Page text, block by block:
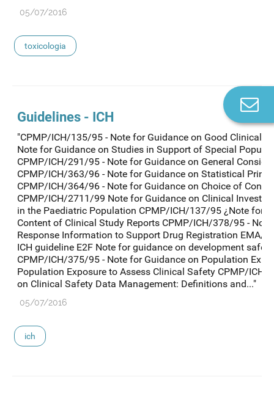
05/07/2016
toxicologia
Guidelines - ICH
"CPMP/ICH/135/95 - Note for Guidance on Good Clinical
Note for Guidance on Studies in Support of Special
CPMP/ICH/291/95 - Note for Guidance on General
CPMP/ICH/363/96 - Note for Guidance on Statistical
CPMP/ICH/364/96 - Note for Guidance on Choice of
CPMP/ICH/2711/99 Note for Guidance on Clinical
in the Paediatric Population CPMP/ICH/137/95 ¿Note for
Content of Clinical Study Reports CPMP/ICH/378/95 -
Response Information to Support Drug Registration EMA/
ICH guideline E2F Note for guidance on development
CPMP/ICH/375/95 - Note for Guidance on Population
Population Exposure to Assess Clinical Safety CPMP/ICH/
on Clinical Safety Data Management: Definitions and..."
05/07/2016
ich